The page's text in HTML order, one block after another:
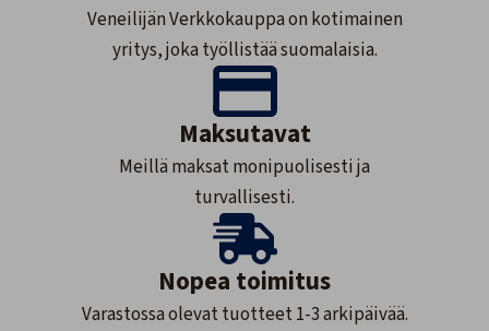
Veneilijän Verkkokauppa on kotimainen
yritys, joka työllistää suomalaisia.
Maksutavat
Meillä maksat monipuolisesti ja
turvallisesti.
Nopea toimitus
Varastossa olevat tuotteet 1-3 arkipäivää.